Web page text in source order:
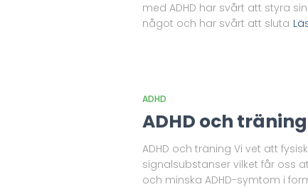
med ADHD har svårt att styra
något och har svårt att sluta
ADHD
ADHD och träning
ADHD och träning Vi vet att
signalsubstanser vilket får oss
och minska ADHD-symtom i